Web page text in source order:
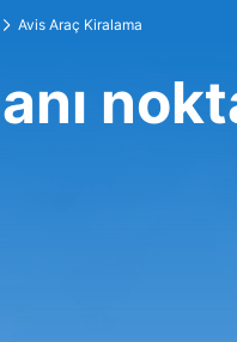
Avis Araç Kiralama